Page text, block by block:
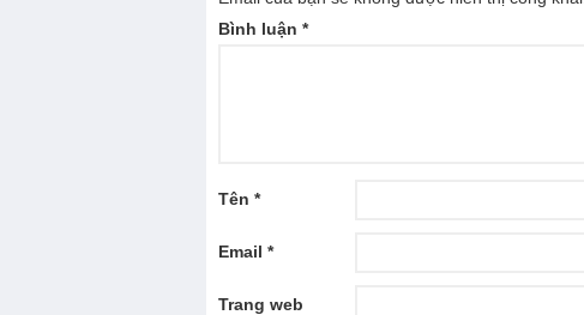
Bình luận *
Tên *
Email *
Trang web